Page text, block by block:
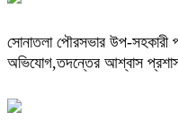
সোনাতলা পৌরসভার উপ-সহকারী
অভিযোগ,তদন্তের আশ্বাস